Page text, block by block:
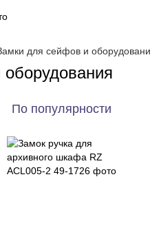
для сейфов и
По популярности